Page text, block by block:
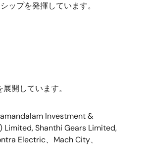
ップを発揮しています。
開しています。
Investment &
Limited, Shanthi Gears Limited,
Electric、 Mach City、